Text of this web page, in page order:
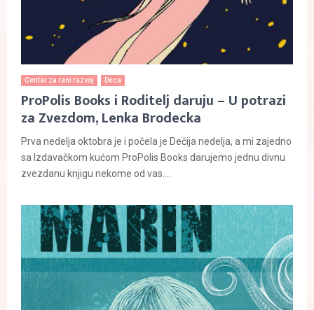
Centar za rani razvoj Deca
ProPolis Books i Roditelj daruju – U potrazi
za Zvezdom, Lenka Brodecka
Prva nedelja oktobra je i počela je Dečija nedelja, a mi zajedno
sa Izdavačkom kućom ProPolis Books darujemo jednu divnu
zvezdanu knjigu nekome od vas....